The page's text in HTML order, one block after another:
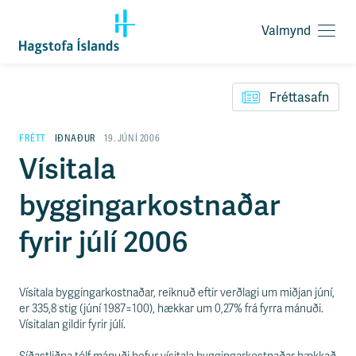
O
v
d
Valmynd
Fréttasafn
FRÉTT IÐNAÐUR 19. JÚNÍ 2006
Vísitala
byggingarkostnaðar
fyrir júlí 2006
Vísitala byggingarkostnaðar, reiknuð eftir verðlagi um miðjan júní,
er 335,8 stig (júní 1987=100), hækkar um 0,27% frá fyrra mánuði.
Vísitalan gildir fyrir júlí.